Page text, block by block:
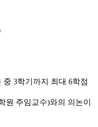
3학기까지 최대 6학점
원 주임교수)와의 의논이